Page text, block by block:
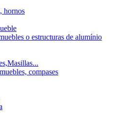
hornos
o estructuras de alumínio
compases